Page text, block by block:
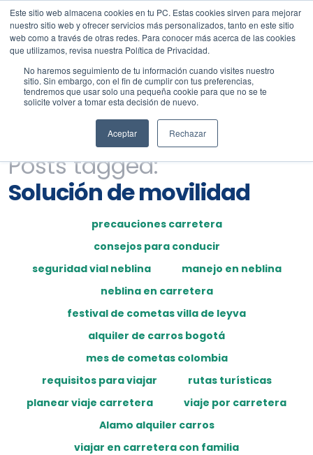
Este sitio web almacena cookies en tu PC. Estas cookies sirven para mejorar
nuestro sitio web y ofrecer servicios más personalizados, tanto en este sitio
web como a través de otras redes. Para conocer más acerca de las cookies
que utilizamos, revisa nuestra Política de Privacidad.
No haremos seguimiento de tu información cuando visites nuestro
sitio. Sin embargo, con el fin de cumplir con tus preferencias,
tendremos que usar solo una pequeña cookie para que no se te
solicite volver a tomar esta decisión de nuevo.
Aceptar Rechazar
Posts tagged:
Solución de movilidad
precauciones carretera
consejos para conducir
seguridad vial neblina
manejo en neblina
neblina en carretera
festival de cometas villa de leyva
alquiler de carros bogotá
mes de cometas colombia
requisitos para viajar
rutas turísticas
planear viaje carretera
viaje por carretera
Alamo alquiler carros
viajar en carretera con familia